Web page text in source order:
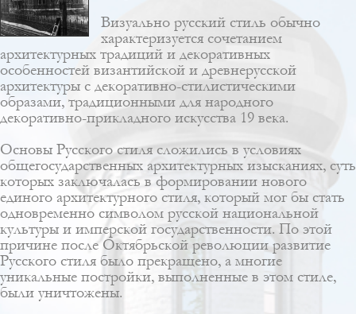
Визуально русский стиль обычно
характеризуется сочетанием
архитектурных традиций и декоративных
особенностей византийской и древнерусской
архитектуры с декоративно-стилистическими
образами, традиционными для народного
декоративно-прикладного искусства 19 века.
Основы Русского стиля сложились в условиях
общегосударственных архитектурных изысканиях, суть
которых заключалась в формировании нового
единого архитектурного стиля, который мог бы стать
одновременно символом русской национальной
культуры и имперской государственности. По этой
причине после Октябрьской революции развитие
Русского стиля было прекращено, а многие
уникальные постройки, выполненные в этом стиле,
были уничтожены.